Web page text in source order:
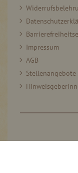
Impressum
AGB
Stellenangebote